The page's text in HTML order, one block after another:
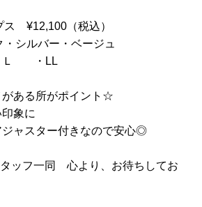
¥12,100（税込）
・シルバー・ベージュ
・Ｌ ・LL
ある所がポイント☆
象に
ャスター付きなので安心◎
ッフ一同 心より、お待ちしてお